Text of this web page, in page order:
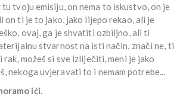
tvoju emisiju, on nema to iskustvo, on je
on ti je to jako, jako lijepo rekao, ali je
ovaj, ga je shvatiti ozbiljno, ali ti
stvarnost na isti način, znači ne, ti
možeš si sve izliječiti, meni je jako
nekoga uvjeravati to i nemam potrebe...
ići.